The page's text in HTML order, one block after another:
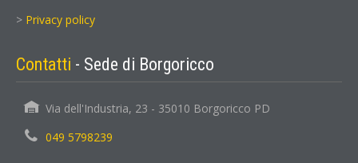
> Privacy policy
Contatti - Sede di Borgoricco
Via dell'Industria, 23 - 35010 Borgoricco PD
049 5798239